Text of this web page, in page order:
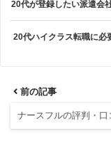
20代が登録したい派遣会
20代ハイクラス転職に必
前の記事
ナースフルの評判・